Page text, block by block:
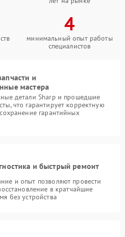
4
минимальный опыт работы
специалистов
и
мастера
детали Sharp и прошедшие
что гарантирует корректную
гарантийных
и быстрый ремонт
и опыт позволяют провести
в кратчайшие
без устройства